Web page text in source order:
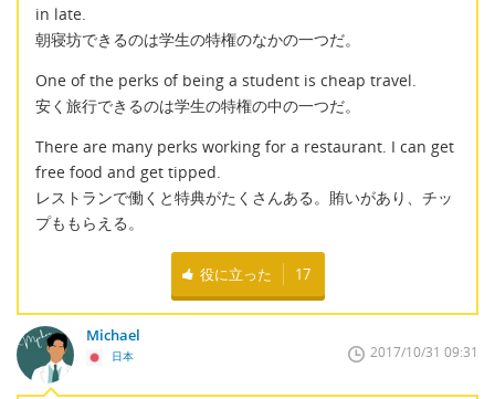
in late.
朝寝坊できるのは学生の特権のなかの一つだ。
One of the perks of being a student is cheap travel.
安く旅行できるのは学生の特権の中の一つだ。
There are many perks working for a restaurant. I can get
free food and get tipped.
レストランで働くと特典がたくさんある。賄いがあり、チッ
プももらえる。
役に立った 17
Michael
日本 2017/10/31 09:31